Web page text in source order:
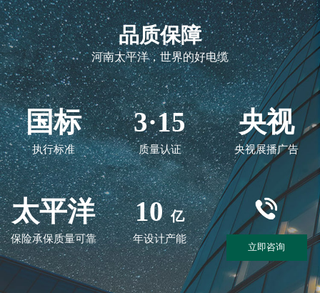
品质保障
河南太平洋，世界的好电缆
国标
执行标准
3·15
质量认证
央视
央视展播广告
太平洋
保险承保质量可靠
10 亿
年设计产能
立即咨询